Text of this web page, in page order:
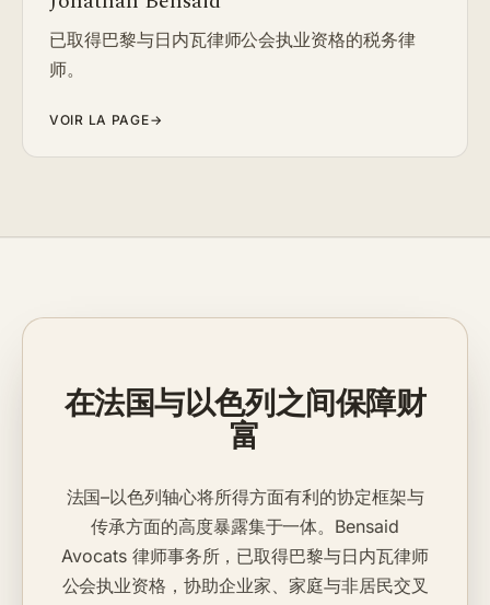
已取得巴黎与日内瓦律师公会执业资格的税务律
师。
VOIR LA PAGE→
在法国与以色列之间保障财
富
法国–以色列轴心将所得方面有利的协定框架与
传承方面的高度暴露集于一体。Bensaid
Avocats 律师事务所，已取得巴黎与日内瓦律师
公会执业资格，协助企业家、家庭与非居民交叉